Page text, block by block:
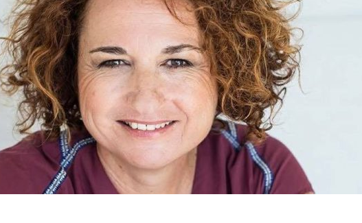
la réalité » – entretien réalisé par Leonard Popa
FEATURED
février 2026 ] Lancement du roman Le Saint n°6 de Tatiana Niculescu aux Éditions
ACTUALITÉ
janvier 2026 ] Interview. Pascal Louvrier : Malraux est là où il faut être quand la liberté l’exige
aux dictatures
FEATURED
novembre 2025 ] Interview – Adélaïde de Clermont-Tonnerre, Prix Renaudot 2025 : Revisiter
classique, c’est en réalité le garder vivant
FEATURED
août 2026 ] Interview. Sarah Hatimi : Pour moi, le poète accepte de prêter sa voix aux
que les autres ne savent pas nommer
FEATURED